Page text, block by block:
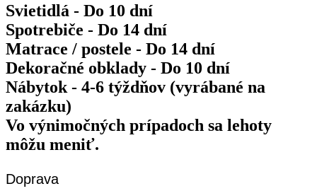
Svietidlá - Do 10 dní
Spotrebiče - Do 14 dní
Matrace / postele - Do 14 dní
Dekoračné obklady - Do 10 dní
Nábytok - 4-6 týždňov (vyrábané na
zakázku)
Vo výnimočných prípadoch sa lehoty
môžu meniť.
Doprava